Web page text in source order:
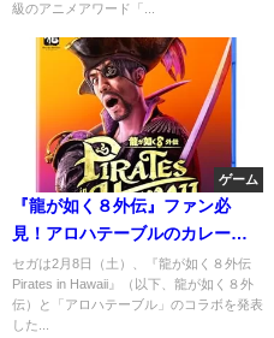
級のアニメアワード「...
ゲーム
『龍が如く８外伝』ファン必
見！アロハテーブルのカレーロ
コモコとパンケーキを味わう
セガは2月8日（土）、『龍が如く８外伝
Pirates in Hawaii』（以下、龍が如く８外
伝）と「アロハテーブル」のコラボを発表
した...